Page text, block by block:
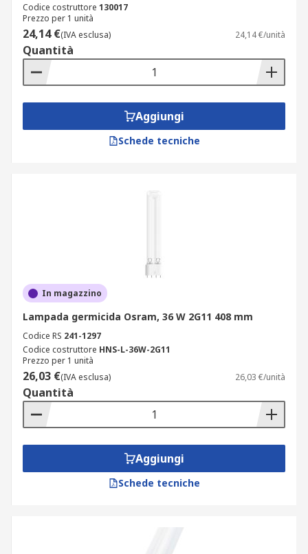
Codice costruttore 130017
Prezzo per 1 unità
24,14 €(IVA esclusa) 24,14 €/unità
Quantità
Aggiungi
Schede tecniche
In magazzino
Lampada germicida Osram, 36 W 2G11 408 mm
Codice RS 241-1297
Codice costruttore HNS-L-36W-2G11
Prezzo per 1 unità
26,03 €(IVA esclusa) 26,03 €/unità
Quantità
Aggiungi
Schede tecniche